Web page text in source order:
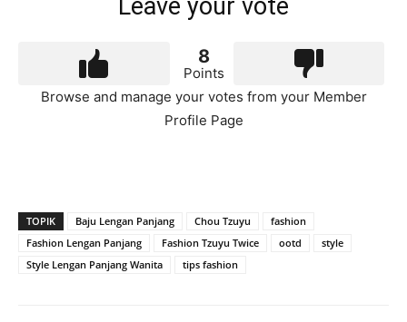
Leave your vote
8
Points
Browse and manage your votes from your Member
Profile Page
TOPIK Baju Lengan Panjang Chou Tzuyu
fashion
Fashion Lengan Panjang
Fashion Tzuyu Twice ootd
style
Style Lengan Panjang Wanita
tips fashion